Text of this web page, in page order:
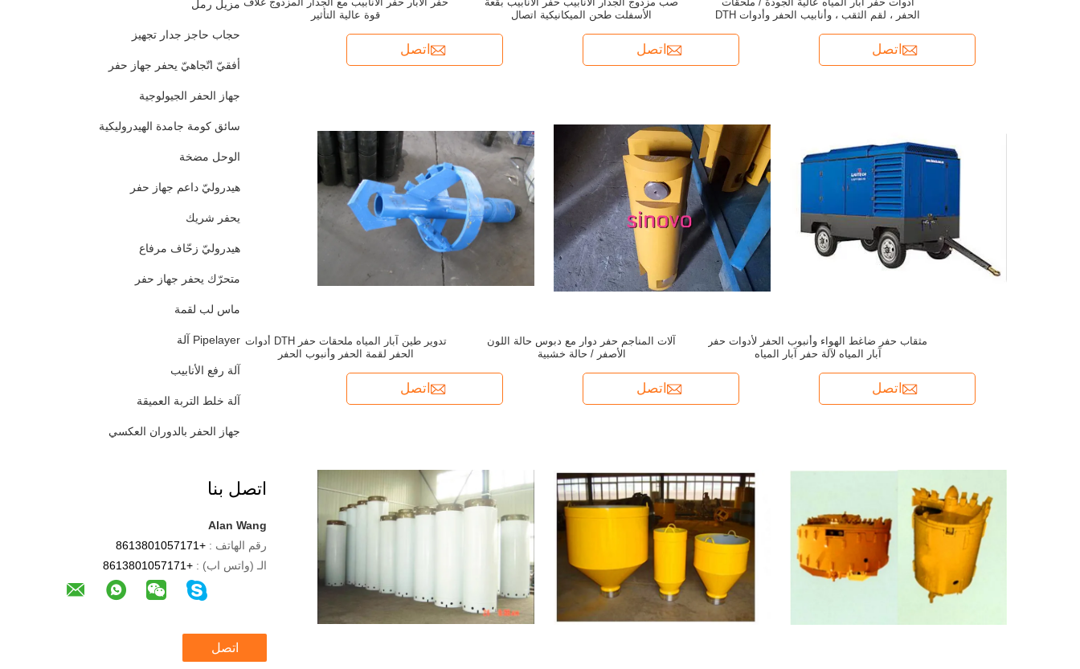
مزيل رمل
حجاب حاجز جدار تجهيز
أفقيّ اتّجاهيّ يحفر جهاز حفر
جهاز الحفر الجيولوجية
سائق كومة جامدة الهيدروليكية
الوحل مضخة
هيدروليّ داعم جهاز حفر
يحفر شريك
هيدروليّ زحّاف مرفاع
متحرّك يحفر جهاز حفر
ماس لب لقمة
Pipelayer آلة
آلة رفع الأنابيب
آلة خلط التربة العميقة
جهاز الحفر بالدوران العكسي
اتصل بنا
Alan Wang
رقم الهاتف : +8613801057171
الـ (واتس اب) : +8613801057171
اتصل
قوة عالية التأثير
اتصل
الأسفلت طحن الميكانيكية اتصال
اتصل
الحفر ، لقم الثقب ، وأنابيب الحفر وأدوات DTH
اتصل
تدوير طين آبار المياه ملحقات حفر DTH أدوات
الحفر لقمة الحفر وأنبوب الحفر
اتصل
آلات المناجم حفر دوار مع دبوس حالة اللون
الأصفر / حالة خشبية
اتصل
مثقاب حفر ضاغط الهواء وأنبوب الحفر لأدوات حفر
آبار المياه لآلة حفر آبار المياه
اتصل